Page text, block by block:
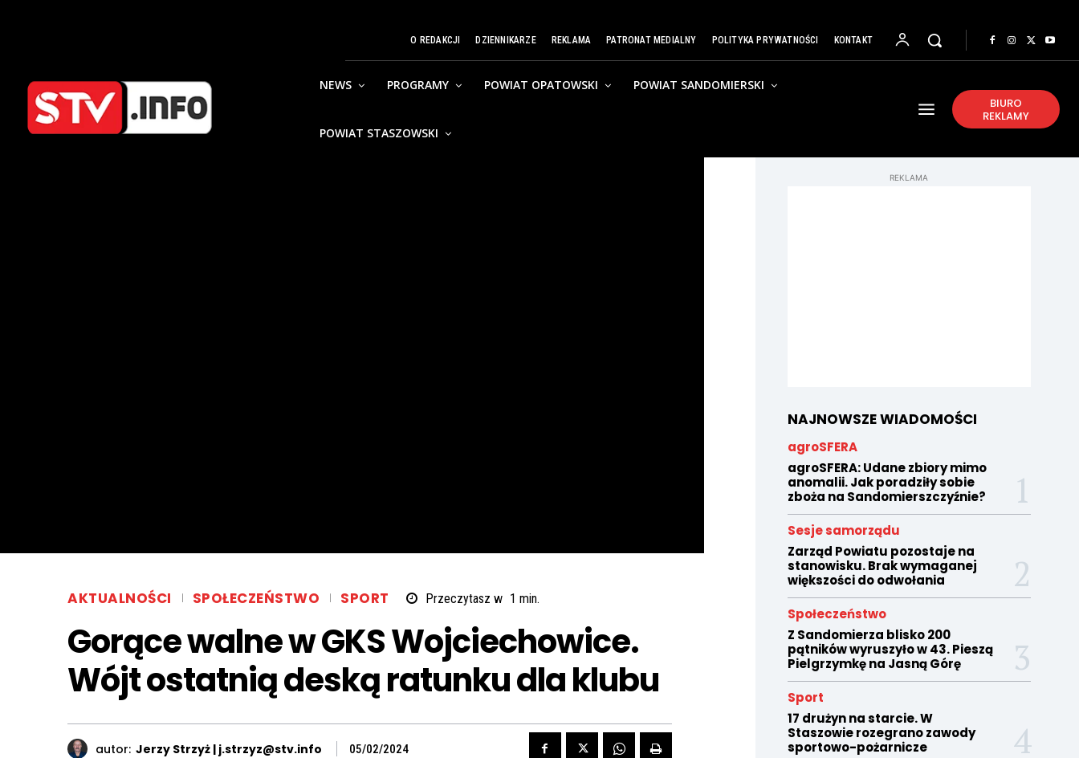
O REDAKCJI DZIENNIKARZE REKLAMA PATRONAT MEDIALNY POLITYKA PRYWATNOŚCI KONTAKT
NEWS PROGRAMY POWIAT OPATOWSKI POWIAT SANDOMIERSKI
POWIAT STASZOWSKI
BIURO
REKLAMY
AKTUALNOŚCI SPOŁECZEŃSTWO SPORT Przeczytasz w 1 min.
Gorące walne w GKS Wojciechowice.
Wójt ostatnią deską ratunku dla klubu
autor: Jerzy Strzyż | j.strzyz@stv.info 05/02/2024
REKLAMA
NAJNOWSZE WIADOMOŚCI
agroSFERA
agroSFERA: Udane zbiory mimo
anomalii. Jak poradziły sobie
zboża na Sandomierszczyźnie?
Sesje samorządu
Zarząd Powiatu pozostaje na
stanowisku. Brak wymaganej
większości do odwołania
Społeczeństwo
Z Sandomierza blisko 200
pątników wyruszyło w 43. Pieszą
Pielgrzymkę na Jasną Górę
Sport
17 drużyn na starcie. W
Staszowie rozegrano zawody
sportowo-pożarnicze